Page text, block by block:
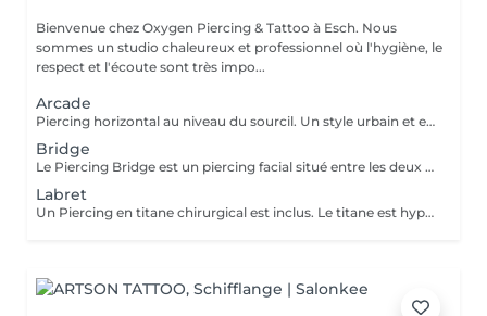
Bienvenue chez Oxygen Piercing & Tattoo à Esch. Nous
sommes un studio chaleureux et professionnel où l'hygiène, le
respect et l'écoute sont très impo...
Arcade
Piercing horizontal au niveau du sourcil. Un style urbain et expressif, réalisé avec un bijou courbé en titane. Pose précise adaptée à ta morphologie. Si tu souhaites te faire percer mais que tu as peur des aiguilles ou que tu souffres d'anxiété (stress, blocage), nous te demandons de bien vouloir réserver le service intitulé: <<NOM DU PIERCING (Phobie des aiguilles)>> Ce service ne côute pas plus cher. Il est simplement prévu pour des raisons d'organisation, afin que tout le monde soit à l'aise et bien accueilli(e).
Bridge
Le Piercing Bridge est un piercing facial situé entre les deux yeux à la racine du nez. Un Piercing en titane chirurgical est inclus. Le titane est hypoallergénique, léger et idéal pour les premières phases de cicatrisation. Si tu souhaites te faire percer mais que tu as peur des aiguilles ou que tu souffres d'anxiété (stress, blocage), nous te demandons de bien vouloir réserver le service intitulé: <<NOM DU PIERCING (Phobie des aiguilles)>> Ce service ne côute pas plus cher. Il est simplement prévu pour des raisons d'organisation, afin que tout le monde soit à l'aise et bien accueilli(e).
Labret
Un Piercing en titane chirurgical est inclus. Le titane est hypoallergénique, léger et idéal pour les premières phases de cicatrisation. Si tu souhaite te faire percer mais que tu as peur des aiguilles ou que tu souffres d'anxiété (stress, blocage), nous te demandons de bien vouloir réserver le service intitulé: <<NOM DU PIERCING (Phobie des aiguilles)>> Ce service ne côute pas plus cher. Il est simplement prévu pour des raisons d'organisation, afin que tout le monde soit à l'aise et bien accueilli(e).